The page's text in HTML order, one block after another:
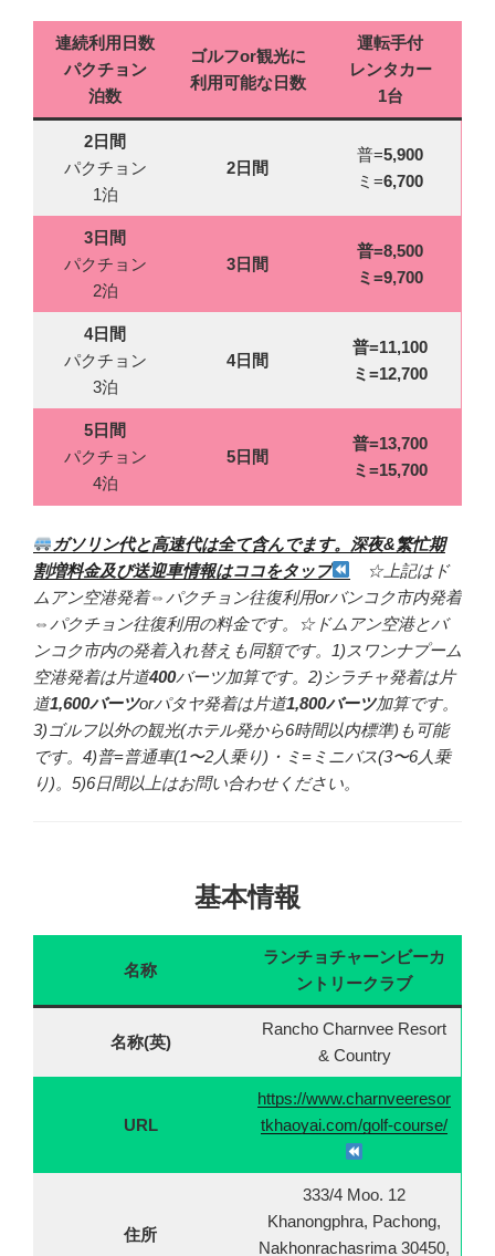
連続利用日数
パクチョン
泊数
ゴルフor観光に
利用可能な日数
運転手付
レンタカー
1台
2日間
パクチョン
1泊
2日間
普=5,900
ミ=6,700
3日間
パクチョン
2泊
3日間
普=8,500
ミ=9,700
4日間
パクチョン
3泊
4日間
普=11,100
ミ=12,700
5日間
パクチョン
4泊
5日間
普=13,700
ミ=15,700
ガソリン代と高速代は全て含んでます。
深夜&繁忙期
割増料金及び送迎車情報はココをタップ
☆上記はド
ムアン空港発着⇔パクチョン往復利用orバンコク市内発着
⇔パクチョン往復利用の料金です。☆ドムアン空港とバ
ンコク市内の発着入れ替えも同額です。1)スワンナプーム
空港発着は片道400バーツ加算です。2)シラチャ発着は片
道1,600バーツorパタヤ発着は片道1,800バーツ加算です。
3)ゴルフ以外の観光(ホテル発から6時間以内標準)も可能
です。4)普=普通車(1〜2人乗り)・ミ=ミニバス(3〜6人乗
り)。5)6日間以上はお問い合わせください。
基本情報
名称
ランチョチャーンビーカ
ントリークラブ
名称(英)
Rancho Charnvee Resort
& Country
URL
https://www.charnveeresor
tkhaoyai.com/golf-course/
住所
333/4 Moo. 12
Khanongphra, Pachong,
Nakhonrachasrima 30450,